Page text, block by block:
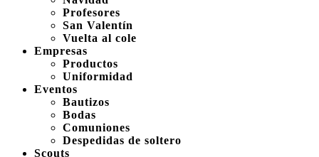
Profesores
San Valentín
Vuelta al cole
Empresas
Productos
Uniformidad
Eventos
Bautizos
Bodas
Comuniones
Despedidas de soltero
Scouts